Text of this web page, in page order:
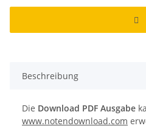
Beschreibung
Die Download PDF Ausgabe
www.notendownload.com